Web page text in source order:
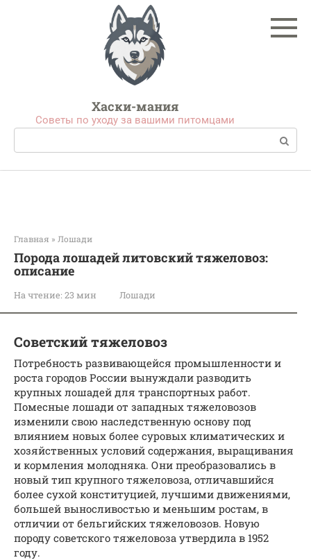
Хаски-мания
Советы по уходу за вашими питомцами
Поиск:
Главная » Лошади
Порода лошадей литовский тяжеловоз:
описание
На чтение: 23 мин Лошади
Советский тяжеловоз
Потребность развивающейся промышленности и
роста городов России вынуждали разводить
крупных лошадей для транспортных работ.
Помесные лошади от западных тяжеловозов
изменили свою наследственную основу под
влиянием новых более суровых климатических и
хозяйственных условий содержания, выращивания
и кормления молодняка. Они преобразовались в
новый тип крупного тяжеловоза, отличавшийся
более сухой конституцией, лучшими движениями,
большей выносливостью и меньшим ростам, в
отличии от бельгийских тяжеловозов. Новую
породу советского тяжеловоза утвердила в 1952
году.